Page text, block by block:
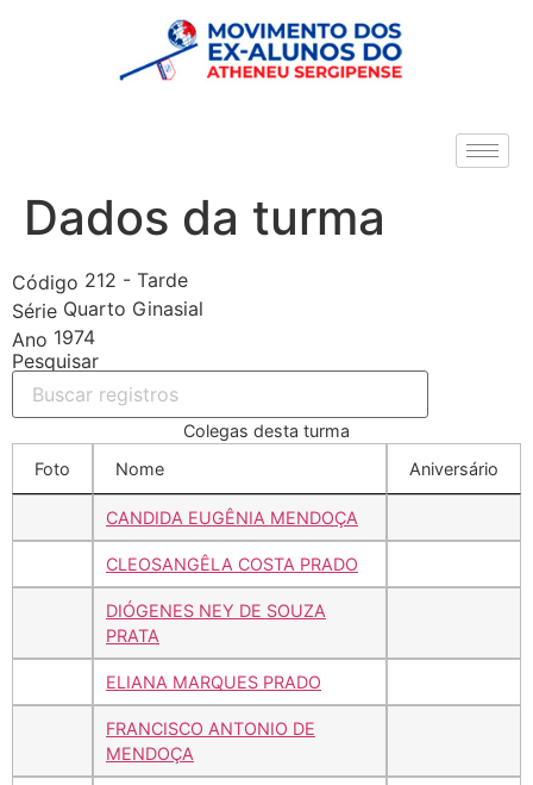
Dados da turma
Código 212 - Tarde
Série Quarto Ginasial
Ano 1974
Pesquisar
Colegas desta turma
Foto
Nome Aniversário
CANDIDA EUGÊNIA MENDOÇA
CLEOSANGÊLA COSTA PRADO
DIÓGENES NEY DE SOUZA
PRATA
ELIANA MARQUES PRADO
FRANCISCO ANTONIO DE
MENDOÇA